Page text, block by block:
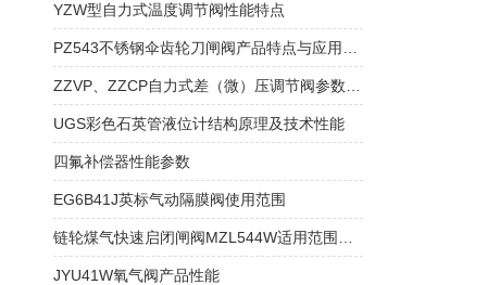
YZW型自力式温度调节阀性能特点
UGS彩色石英管液位计结构原理及技术性能
四氟补偿器性能参数
EG6B41J英标气动隔膜阀使用范围
JYU41W氧气阀产品性能